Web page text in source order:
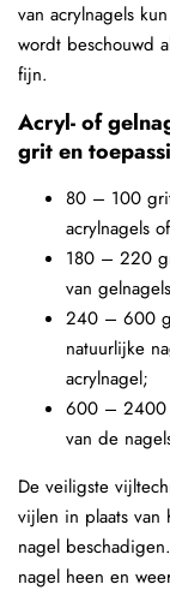
van acrylnagels
wordt beschouwd
fijn.
Acryl- of
grit en
80 – 100
acrylnagels
180 – 220
van
240 – 600
natuurlijke
acrylnagel;
600 – 2400
van de
De veiligste
vijlen in plaats van
nagel
nagel heen en